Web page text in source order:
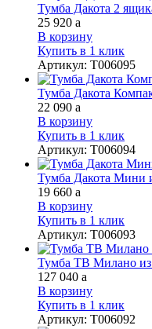
Тумба Дакота 2
25 920 a
В корзину
Купить в 1 клик
Артикул: Т006095
Тумба Дакота
22 090 a
В корзину
Купить в 1 клик
Артикул: Т006094
Тумба Дакота Мини
19 660 a
В корзину
Купить в 1 клик
Артикул: Т006093
Тумба ТВ Милано из
127 040 a
В корзину
Купить в 1 клик
Артикул: Т006092